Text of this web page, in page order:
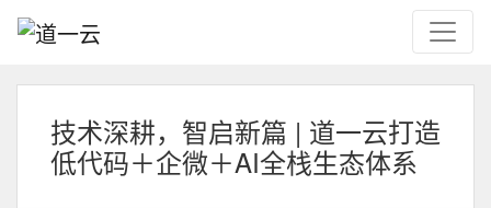
技术深耕，智启新篇 | 道一云打造
低代码＋企微＋AI全栈生态体系